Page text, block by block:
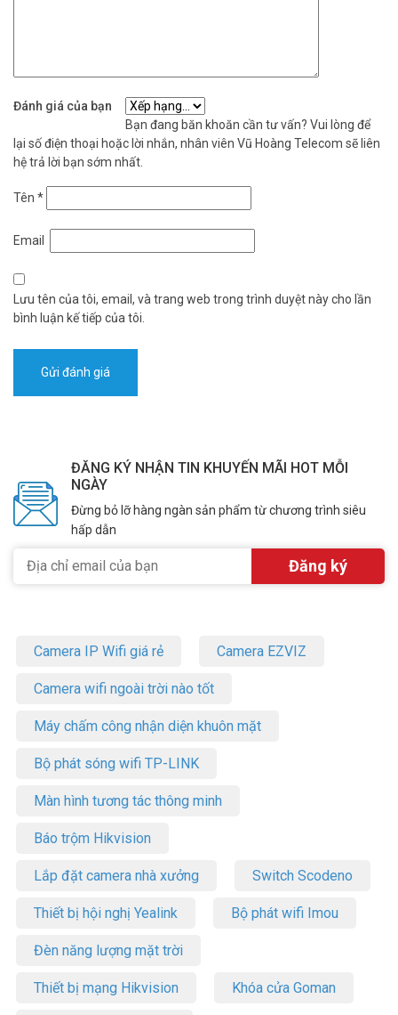
Đánh giá của bạn
Bạn đang băn khoăn cần tư vấn? Vui lòng để
lại số điện thoại hoặc lời nhắn, nhân viên Vũ Hoàng Telecom sẽ liên
hệ trả lời bạn sớm nhất.
Tên *
Email
Lưu tên của tôi, email, và trang web trong trình duyệt này cho lần
bình luận kế tiếp của tôi.
ĐĂNG KÝ NHẬN TIN KHUYẾN MÃI HOT MỖI
NGÀY
Đừng bỏ lỡ hàng ngàn sản phẩm từ chương trình siêu
hấp dẫn
Camera IP Wifi giá rẻ Camera EZVIZ
Camera wifi ngoài trời nào tốt
Máy chấm công nhận diện khuôn mặt
Bộ phát sóng wifi TP-LINK
Màn hình tương tác thông minh
Báo trộm Hikvision
Lắp đặt camera nhà xưởng Switch Scodeno
Thiết bị hội nghị Yealink Bộ phát wifi Imou
Đèn năng lượng mặt trời
Thiết bị mạng Hikvision Khóa cửa Goman